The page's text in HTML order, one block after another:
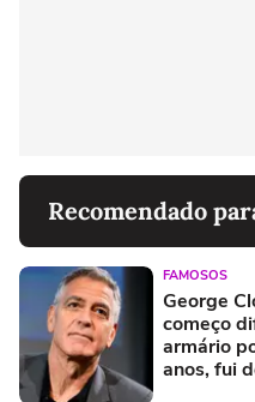
Recomendado
FAMOSOS
George
começo
armário
anos, fui